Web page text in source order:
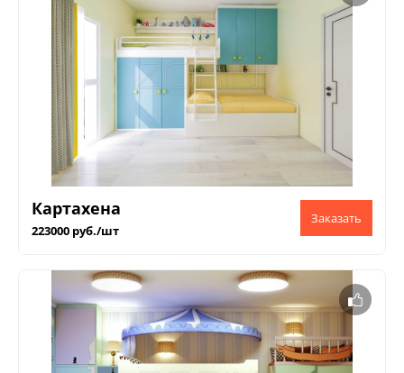
Картахена
223000 руб./шт